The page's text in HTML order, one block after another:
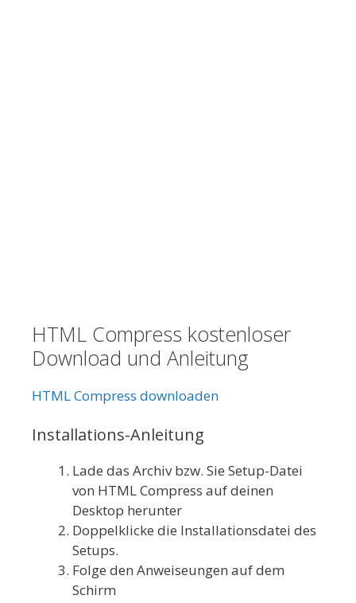
HTML Compress kostenloser
Download und Anleitung
HTML Compress downloaden
Installations-Anleitung
Lade das Archiv bzw. Sie Setup-Datei
von HTML Compress auf deinen
Desktop herunter
Doppelklicke die Installationsdatei des
Setups.
Folge den Anweiseungen auf dem
Schirm